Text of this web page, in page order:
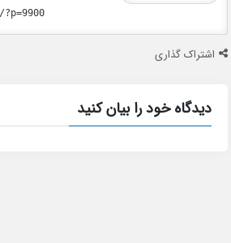
اشتراک گذاری
دیدگاه خود را بیان کنید